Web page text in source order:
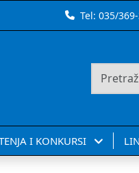
Tel:035/
I KONKURSI